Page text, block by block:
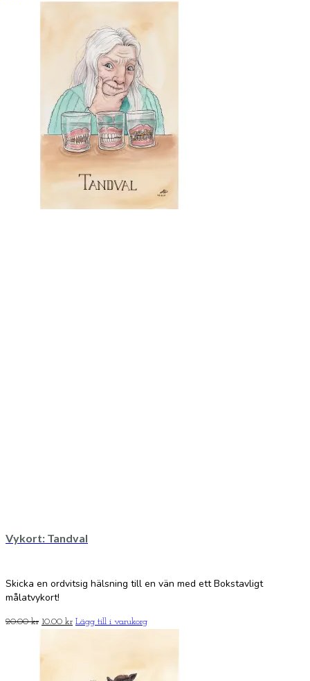
Vykort: Tandval
Skicka en ordvitsig hälsning till en vän med ett Bokstavligt
målatvykort!
20.00kr Det
var:
10.00 krDet
Lägg till i varukorg